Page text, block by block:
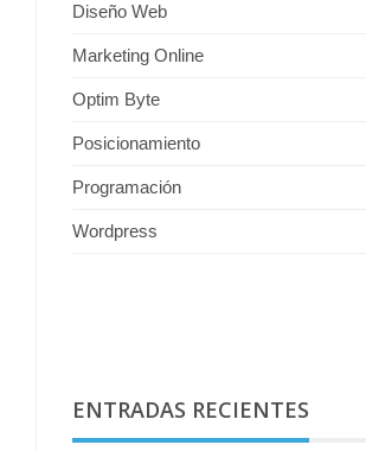
Diseño Web
Marketing Online
Optim Byte
Posicionamiento
Programación
Wordpress
ENTRADAS RECIENTES